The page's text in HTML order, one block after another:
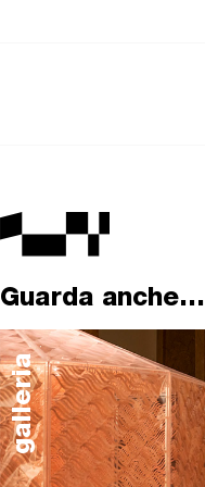
Guarda anche...
galleria